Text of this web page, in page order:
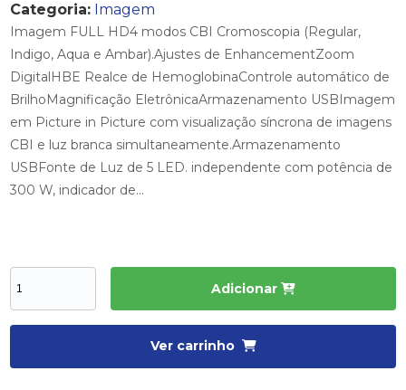
Categoria: Imagem
Imagem FULL HD4 modos CBI Cromoscopia (Regular,
Indigo, Aqua e Ambar).Ajustes de EnhancementZoom
DigitalHBE Realce de HemoglobinaControle automático de
BrilhoMagnificação EletrônicaArmazenamento USBImagem
em Picture in Picture com visualização síncrona de imagens
CBI e luz branca simultaneamente.Armazenamento
USBFonte de Luz de 5 LED. independente com potência de
300 W, indicador de...
Adicionar
Ver carrinho